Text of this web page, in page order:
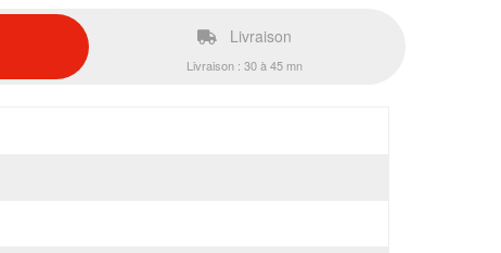
Livraison
Livraison : 30 à 45 mn